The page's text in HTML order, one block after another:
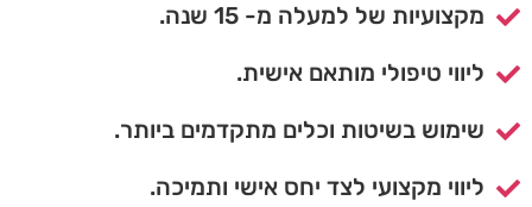
מקצועיות של למעלה מ- 15 שנה.
ליווי טיפולי מותאם אישית.
שימוש בשיטות וכלים מתקדמים ביותר.
ליווי מקצועי לצד יחס אישי ותמיכה.